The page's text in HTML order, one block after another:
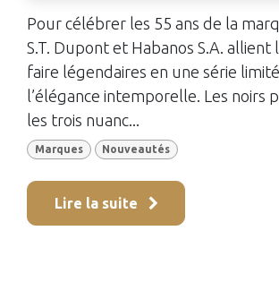
Pour célébrer les 55 ans de la
S.T. Dupont et Habanos S.A. allient
faire légendaires en une série
l’élégance intemporelle. Les noirs
les trois nuanc...
Marques Nouveautés
Lire la suite